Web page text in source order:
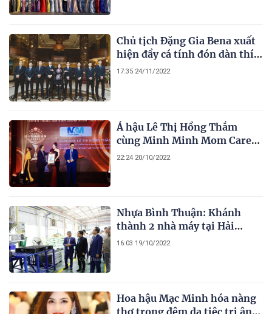
Chủ tịch Đặng Gia Bena xuất
hiện đầy cá tính đón dàn thí
sinh Hoa hậu Doanh nhân
17:35 24/11/2022
Á hậu Lê Thị Hồng Thắm
cùng Minh Minh Mom Care
Spa được vinh danh Top 3
22:24 20/10/2022
Nhựa Bình Thuận: Khánh
thành 2 nhà máy tại Hải
Dương và Bình Dương
16:03 19/10/2022
Hoa hậu Mạc Minh hóa nàng